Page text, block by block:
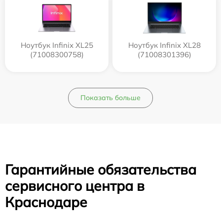
Ноутбук Infinix XL25
(71008300758)
Ноутбук Infinix XL28
(71008301396)
Показать больше
Гарантийные обязательства
сервисного центра в
Краснодаре